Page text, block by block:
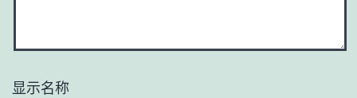
显示名称